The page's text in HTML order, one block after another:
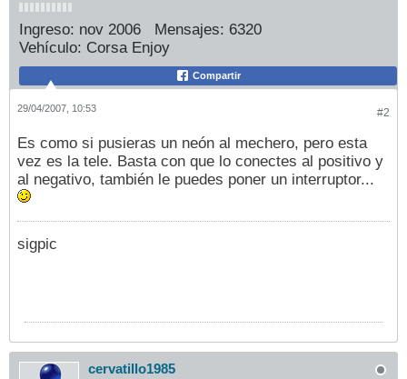
Ingreso: nov 2006 Mensajes: 6320
Vehículo: Corsa Enjoy
Compartir
#2
29/04/2007, 10:53
Es como si pusieras un neón al mechero, pero esta
vez es la tele. Basta con que lo conectes al positivo y
al negativo, también le puedes poner un interruptor...
sigpic
cervatillo1985